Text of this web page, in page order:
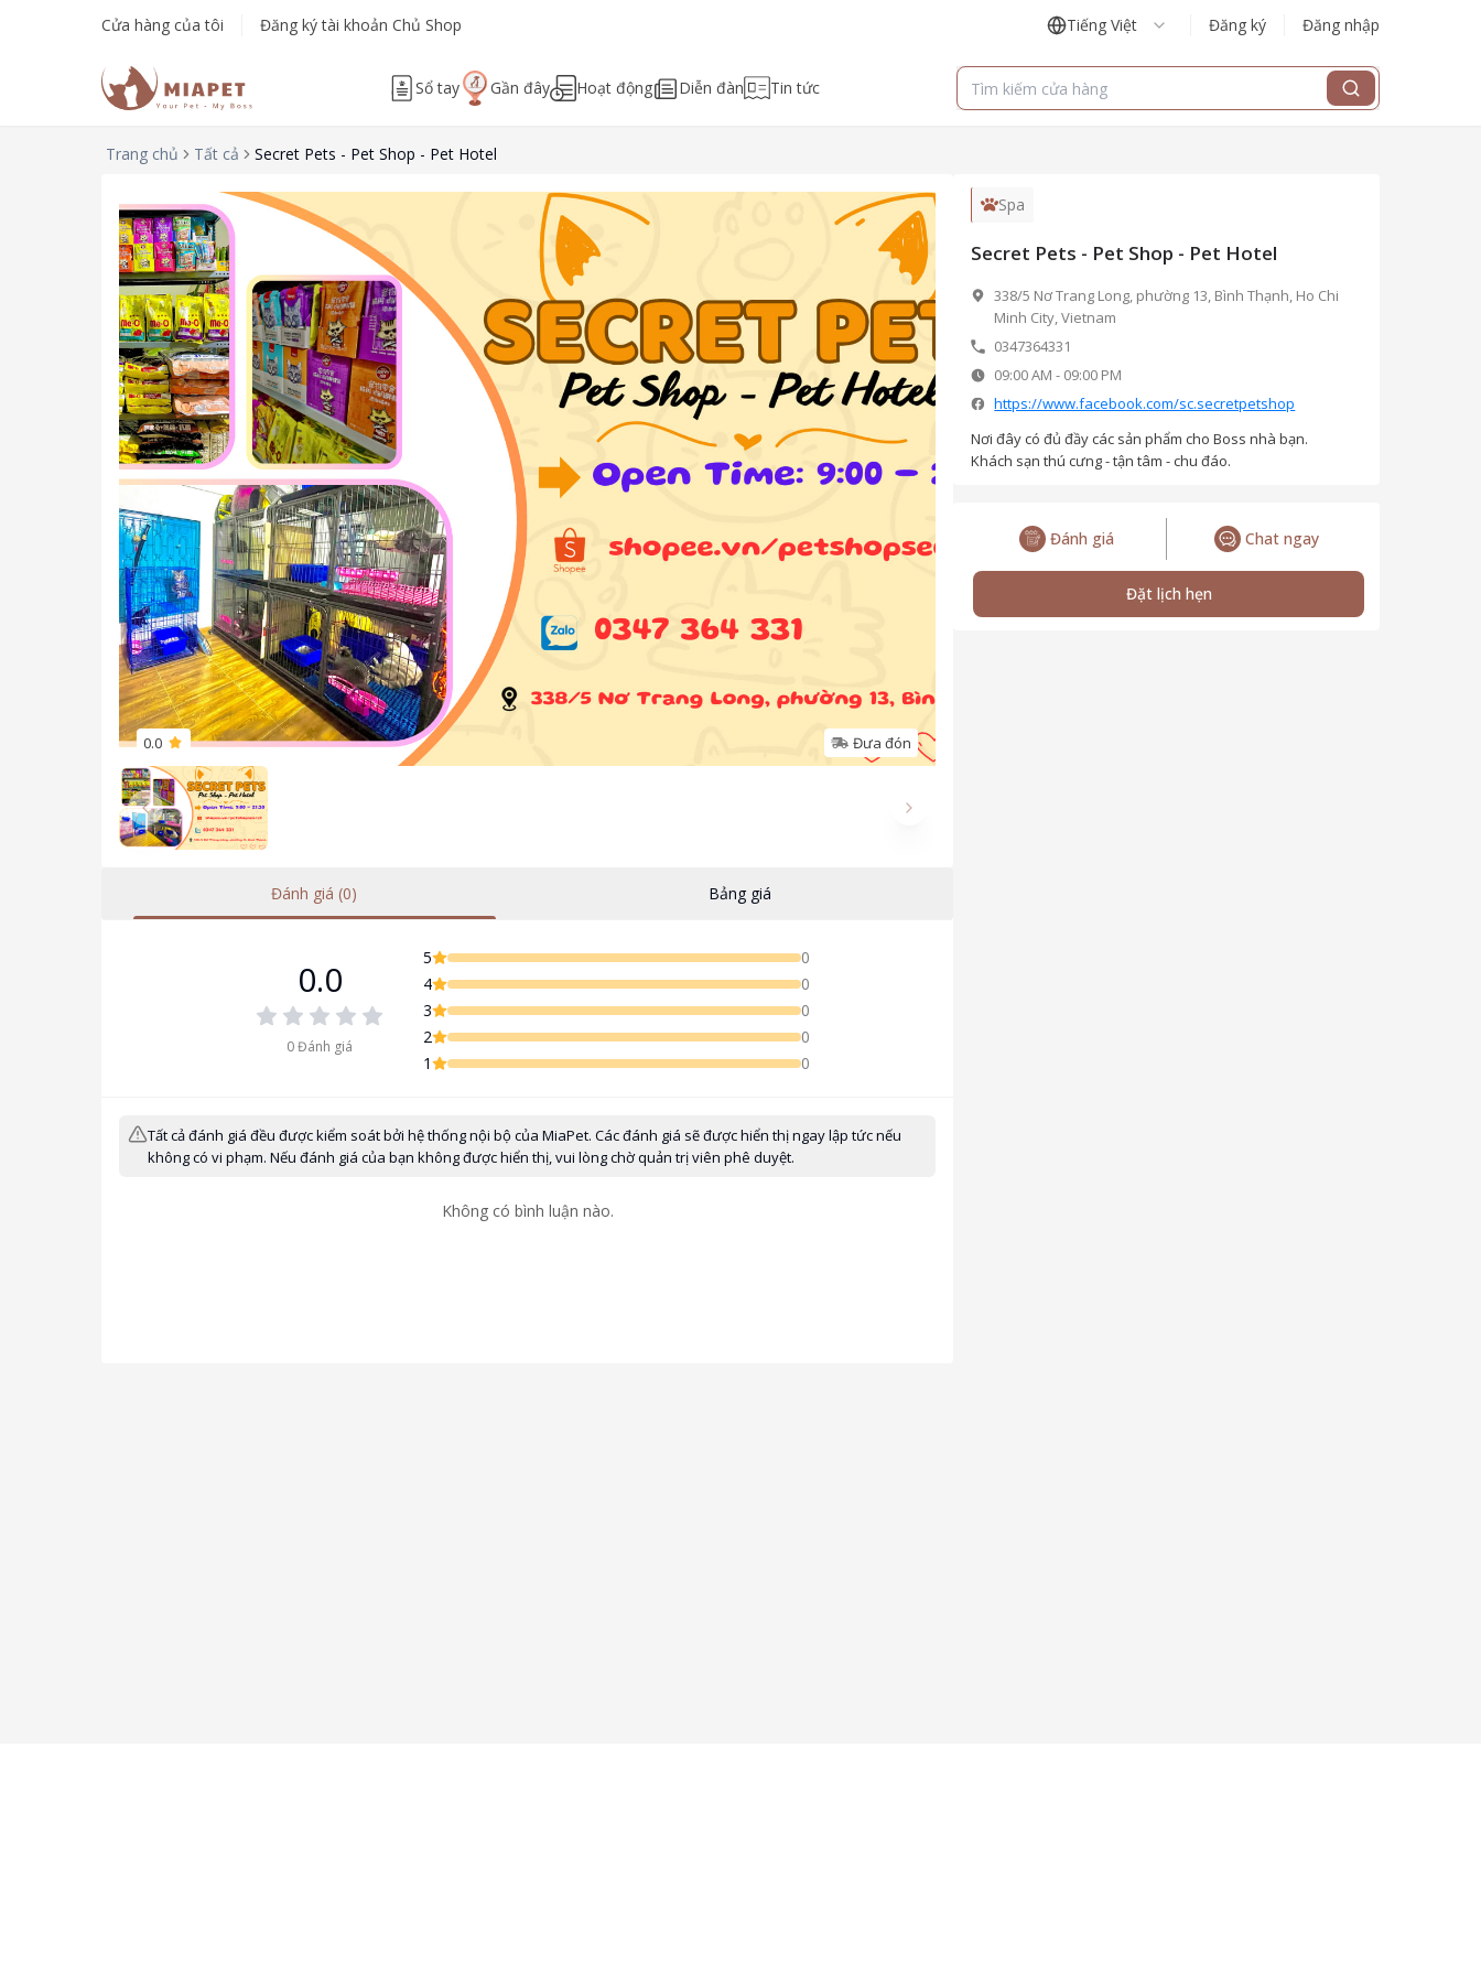
Cửa hàng của tôi Đăng ký tài khoản Chủ Shop Tiếng Việt Đăng ký Đăng nhập
Sổ tay Gần đây Hoạt động Diễn đàn Tin tức
Trang chủ Tất cả Secret Pets - Pet Shop - Pet Hotel
0.0 Đưa đón
Previous slide Next slide
Đánh giá (0) Bảng giá
0.0
0Đánh giá
5
0
4
0
3
0
2
0
1
0
Tất cả đánh giá đều được kiểm soát bởi hệ thống nội bộ của MiaPet. Các đánh giá sẽ được hiển thị ngay lập tức nếu
không có vi phạm. Nếu đánh giá của bạn không được hiển thị, vui lòng chờ quản trị viên phê duyệt.
Không có bình luận nào.
Spa
Secret Pets - Pet Shop - Pet Hotel
338/5 Nơ Trang Long, phường 13, Bình Thạnh, Ho Chi
Minh City, Vietnam
0347364331
09:00 AM - 09:00 PM
https://www.facebook.com/sc.secretpetshop
Nơi đây có đủ đầy các sản phẩm cho Boss nhà bạn.
Khách sạn thú cưng - tận tâm - chu đáo.
Đánh giá Chat ngay
Đặt lịch hẹn